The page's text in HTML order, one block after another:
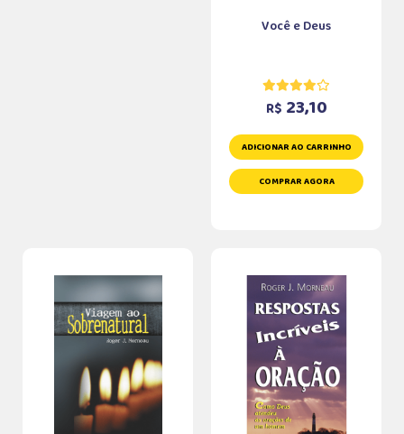
Você e Deus
R$ 23,10
ADICIONAR AO CARRINHO
COMPRAR AGORA